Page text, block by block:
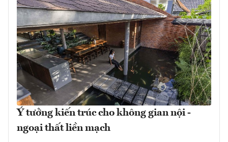
Ý tưởng kiến trúc cho không gian nội -
ngoại thất liền mạch